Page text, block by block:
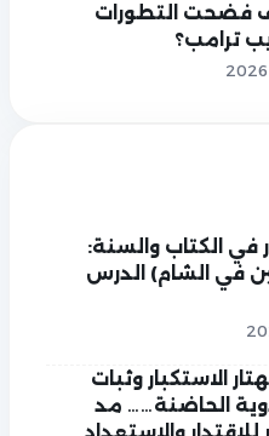
فضحت التطورات
ترامب؟
في الكتاب والسنة:
في الشام) الدرس
الاستكبار وثبات
الحاضنة…… مد